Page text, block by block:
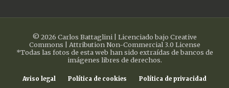
© 2026 Carlos Battaglini | Licenciado bajo Creative
Commons | Attribution Non-Commercial 3.0 License
*Todas las fotos de esta web han sido extraídas de bancos de
imágenes libres de derechos.
Aviso legal Política de cookies Política de privacidad